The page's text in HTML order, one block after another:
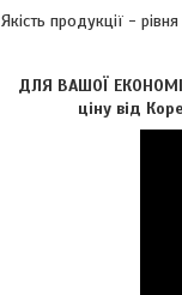
Якість продукції -
ДЛЯ ВАШОЇ
ціну від